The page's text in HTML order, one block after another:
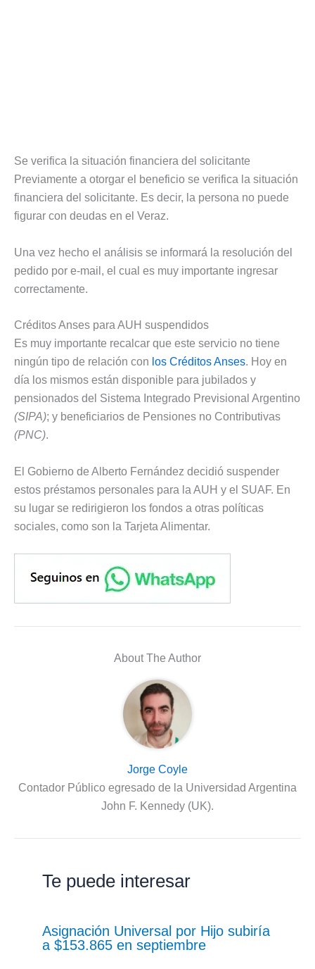
Se verifica la situación financiera del solicitante
Previamente a otorgar el beneficio se verifica la situación
financiera del solicitante. Es decir, la persona no puede
figurar con deudas en el Veraz.
Una vez hecho el análisis se informará la resolución del
pedido por e-mail, el cual es muy importante ingresar
correctamente.
Créditos Anses para AUH suspendidos
Es muy importante recalcar que este servicio no tiene
ningún tipo de relación con los Créditos Anses. Hoy en
día los mismos están disponible para jubilados y
pensionados del Sistema Integrado Previsional Argentino
(SIPA); y beneficiarios de Pensiones no Contributivas
(PNC).
El Gobierno de Alberto Fernández decidió suspender
estos préstamos personales para la AUH y el SUAF. En
su lugar se redirigieron los fondos a otras políticas
sociales, como son la Tarjeta Alimentar.
About The Author
Jorge Coyle
Contador Público egresado de la Universidad Argentina
John F. Kennedy (UK).
Te puede interesar
Asignación Universal por Hijo subiría
a $153.865 en septiembre